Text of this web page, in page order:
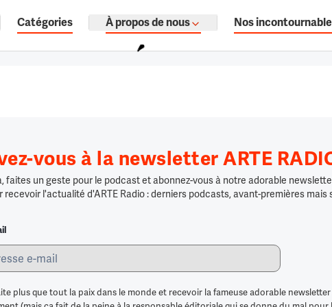
documentaires audio.
Catégories À propos de nous Nos
vous à la newsletter ARTE
faites un geste pour le podcast et abonnez-vous à notre adorable
recevoir l'actualité d'ARTE Radio : derniers podcasts, avant-premières
plus que tout la paix dans le monde et recevoir la fameuse adorable newsletter